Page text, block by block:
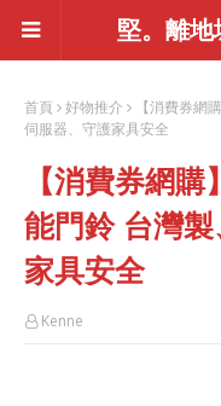
堅。離
首頁 好物推介
【消費券網
伺服器、守護家具安全
【消費券網
能門鈴 台灣
家具安全
Kenne